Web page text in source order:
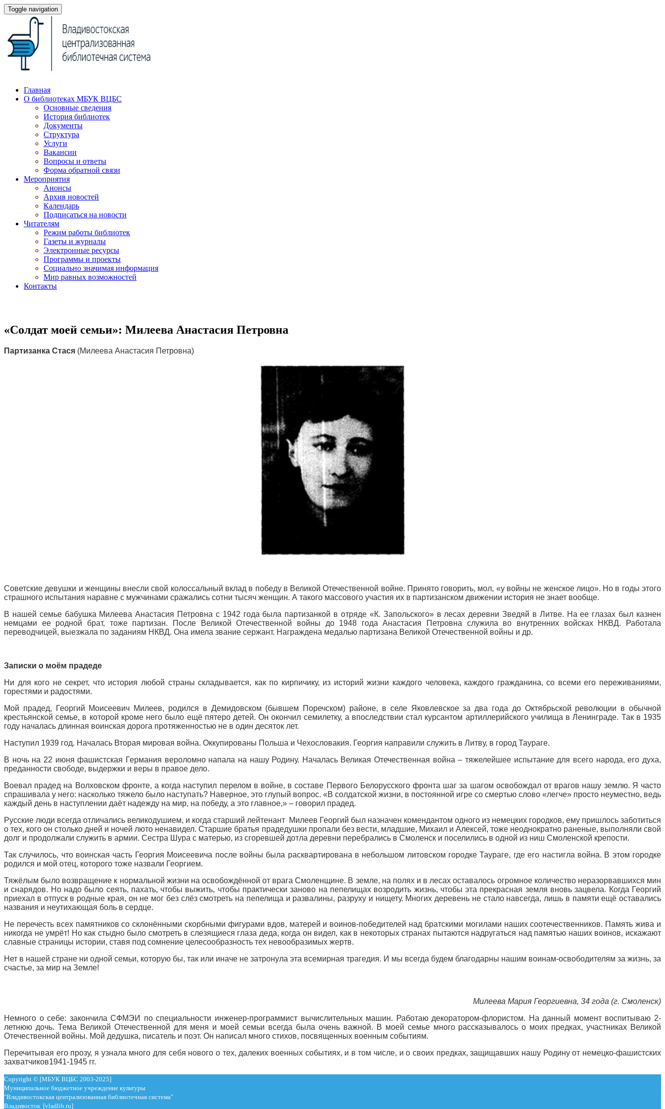
Toggle navigation
Главная
О библиотеках МБУК ВЦБС
Основные сведения
История библиотек
Документы
Структура
Услуги
Вакансии
Вопросы и ответы
Форма обратной связи
Мероприятия
Анонсы
Архив новостей
Календарь
Подписаться на новости
Читателям
Режим работы библиотек
Газеты и журналы
Электронные ресурсы
Программы и проекты
Социально значимая информация
Мир равных возможностей
Контакты
«Солдат моей семьи»: Милеева Анастасия Петровна
Партизанка Стася (Милеева Анастасия Петровна)
Советские девушки и женщины внесли свой колоссальный вклад в победу в Великой Отечественной войне. Принято говорить, мол, «у войны не женское лицо». Но в годы этого
страшного испытания наравне с мужчинами сражались сотни тысяч женщин. А такого массового участия их в партизанском движении история не знает вообще.
В нашей семье бабушка Милеева Анастасия Петровна с 1942 года была партизанкой в отряде «К. Запольского» в лесах деревни Зведяй в Литве. На ее глазах был казнен
немцами ее родной брат, тоже партизан. После Великой Отечественной войны до 1948 года Анастасия Петровна служила во внутренних войсках НКВД. Работала
переводчицей, выезжала по заданиям НКВД. Она имела звание сержант. Награждена медалью партизана Великой Отечественной войны и др.
Записки о моём прадеде
Ни для кого не секрет, что история любой страны складывается, как по кирпичику, из историй жизни каждого человека, каждого гражданина, со всеми его переживаниями,
горестями и радостями.
Мой прадед, Георгий Моисеевич Милеев, родился в Демидовском (бывшем Поречском) районе, в селе Яковлевское за два года до Октябрьской революции в обычной
крестьянской семье, в которой кроме него было ещё пятеро детей. Он окончил семилетку, а впоследствии стал курсантом артиллерийского училища в Ленинграде. Так в 1935
году началась длинная воинская дорога протяженностью не в один десяток лет.
Наступил 1939 год. Началась Вторая мировая война. Оккупированы Польша и Чехословакия. Георгия направили служить в Литву, в город Таураге.
В ночь на 22 июня фашистская Германия вероломно напала на нашу Родину. Началась Великая Отечественная война – тяжелейшее испытание для всего народа, его духа,
преданности свободе, выдержки и веры в правое дело.
Воевал прадед на Волховском фронте, а когда наступил перелом в войне, в составе Первого Белорусского фронта шаг за шагом освобождал от врагов нашу землю. Я часто
спрашивала у него: насколько тяжело было наступать? Наверное, это глупый вопрос. «В солдатской жизни, в постоянной игре со смертью слово «легче» просто неуместно, ведь
каждый день в наступлении даёт надежду на мир, на победу, а это главное,» – говорил прадед.
Русские люди всегда отличались великодушием, и когда старший лейтенант Милеев Георгий был назначен комендантом одного из немецких городков, ему пришлось заботиться
о тех, кого он столько дней и ночей люто ненавидел. Старшие братья прадедушки пропали без вести, младшие, Михаил и Алексей, тоже неоднократно раненые, выполняли свой
долг и продолжали служить в армии. Сестра Шура с матерью, из сгоревшей дотла деревни перебрались в Смоленск и поселились в одной из ниш Смоленской крепости.
Так случилось, что воинская часть Георгия Моисеевича после войны была расквартирована в небольшом литовском городке Таураге, где его настигла война. В этом городке
родился и мой отец, которого тоже назвали Георгием.
Тяжёлым было возвращение к нормальной жизни на освобождённой от врага Смоленщине. В земле, на полях и в лесах оставалось огромное количество неразорвавшихся мин
и снарядов. Но надо было сеять, пахать, чтобы выжить, чтобы практически заново на пепелищах возродить жизнь, чтобы эта прекрасная земля вновь зацвела. Когда Георгий
приехал в отпуск в родные края, он не мог без слёз смотреть на пепелища и развалины, разруху и нищету. Многих деревень не стало навсегда, лишь в памяти ещё оставались
названия и неутихающая боль в сердце.
Не перечесть всех памятников со склонёнными скорбными фигурами вдов, матерей и воинов-победителей над братскими могилами наших соотечественников. Память жива и
никогда не умрёт! Но как стыдно было смотреть в слезящиеся глаза деда, когда он видел, как в некоторых странах пытаются надругаться над памятью наших воинов, искажают
славные страницы истории, ставя под сомнение целесообразность тех невообразимых жертв.
Нет в нашей стране ни одной семьи, которую бы, так или иначе не затронула эта всемирная трагедия. И мы всегда будем благодарны нашим воинам-освободителям за жизнь, за
счастье, за мир на Земле!
Милеева Мария Георгиевна, 34 года (г. Смоленск)
Немного о себе: закончила СФМЭИ по специальности инженер-программист вычислительных машин. Работаю декоратором-флористом. На данный момент воспитываю 2-
летнюю дочь. Тема Великой Отечественной для меня и моей семьи всегда была очень важной. В моей семье много рассказывалось о моих предках, участниках Великой
Отечественной войны. Мой дедушка, писатель и поэт. Он написал много стихов, посвященных военным событиям.
Перечитывая его прозу, я узнала много для себя нового о тех, далеких военных событиях, и в том числе, и о своих предках, защищавших нашу Родину от немецко-фашистских
захватчиков1941-1945 гг.
Copyright © [МБУК ВЦБС 2003-2025]
Муниципальное бюджетное учреждение культуры
"Владивостокская централизованная библиотечная система"
Владивосток [vladlib.ru]